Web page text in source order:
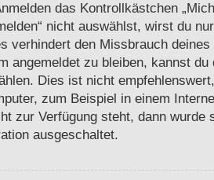
das Kontrollkästchen
nicht auswählst, wirst du
verhindert den Missbrauch
angemeldet zu bleiben, kannst
Dies ist nicht
zum Beispiel in einem
zur Verfügung steht, dann wurde
ausgeschaltet.